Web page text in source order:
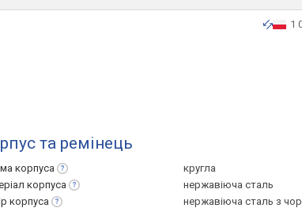
1
та ремінець
корпуса
кругла
корпуса
нержавіюча сталь
корпуса
нержавіюча сталь з